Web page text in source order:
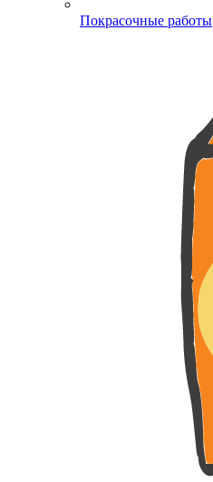
Покрасочные работы